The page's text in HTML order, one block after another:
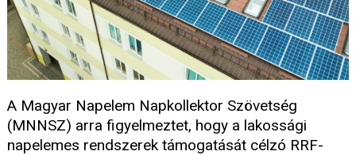
A Magyar Napelem Napkollektor Szövetség
(MNNSZ) arra figyelmeztet, hogy a lakossági
napelemes rendszerek támogatását célzó RRF-